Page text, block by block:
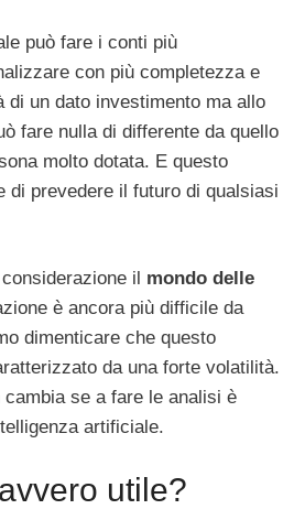
può fare i conti più
con più completezza e
di un dato investimento ma allo
fare nulla di differente da quello
molto dotata. E questo
di prevedere il futuro di qualsiasi
il mondo delle
è ancora più difficile da
dimenticare che questo
da una forte volatilità.
cambia se a fare le analisi è
artificiale.
utile?